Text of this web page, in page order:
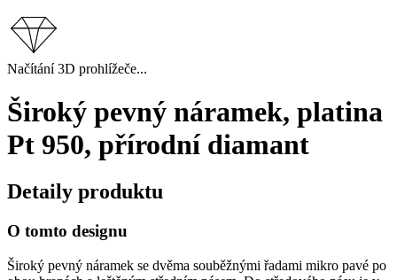
Načítání 3D prohlížeče...
Široký pevný náramek, platina
Pt 950, přírodní diamant
Detaily produktu
O tomto designu
Široký pevný náramek se dvěma souběžnými řadami mikro pavé po